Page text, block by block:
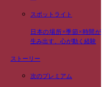
スポットライト
日本の場所×季節×時間が
生み出す、心が動く経験
ストーリー
次のプレミアム